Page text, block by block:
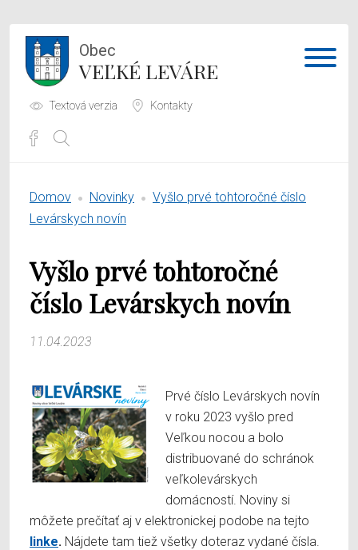
Obec
VEĽKÉ LEVÁRE
Textová verzia Kontakty
Samospráva
O obci
Domov Novinky
Vyšlo prvé tohtoročné číslo
Levárskych novín
Vyšlo prvé tohtoročné
číslo Levárskych novín
11.04.2023
Prvé číslo Levárskych novín
v roku 2023 vyšlo pred
Veľkou nocou a bolo
distribuované do schránok
veľkolevárskych
domácností. Noviny si
môžete prečítať aj v elektronickej podobe na tejto
linke. Nájdete tam tiež všetky doteraz vydané čísla.